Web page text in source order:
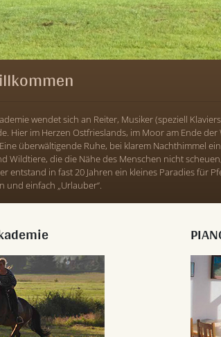
wendet sich an Reiter, Musiker (speziell
Hier im Herzen Ostfrieslands, im Moor am Ende der
überwältigende Ruhe, bei klarem Nachthimmel
Wildtiere, die die Nähe des Menschen nicht
entstand in fast 20 Jahren ein kleines Paradies für
und einfach „Urlauber“.